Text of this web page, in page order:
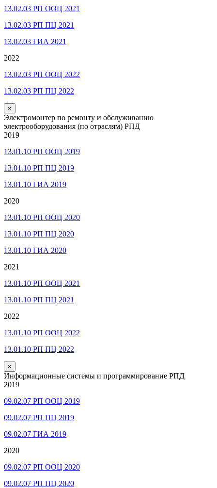
13.02.03 РП ООЦ 2021
13.02.03 РП ПЦ 2021
13.02.03 ГИА 2021
2022
13.02.03 РП ООЦ 2022
13.02.03 РП ПЦ 2022
×
Электромонтер по ремонту и обслуживанию
электрооборудования (по отраслям) РПД
2019
13.01.10 РП ООЦ 2019
13.01.10 РП ПЦ 2019
13.01.10 ГИА 2019
2020
13.01.10 РП ООЦ 2020
13.01.10 РП ПЦ 2020
13.01.10 ГИА 2020
2021
13.01.10 РП ООЦ 2021
13.01.10 РП ПЦ 2021
2022
13.01.10 РП ООЦ 2022
13.01.10 РП ПЦ 2022
×
Информационные системы и программирование РПД
2019
09.02.07 РП ООЦ 2019
09.02.07 РП ПЦ 2019
09.02.07 ГИА 2019
2020
09.02.07 РП ООЦ 2020
09.02.07 РП ПЦ 2020